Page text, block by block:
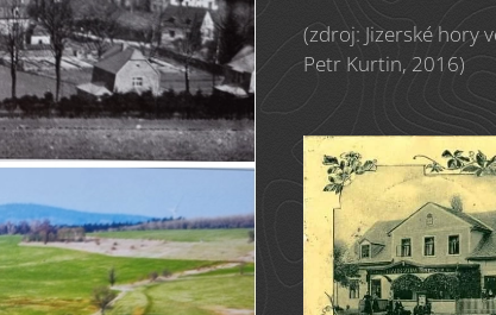
(zdroj: Jizerské hory
Petr Kurtin, 2016)